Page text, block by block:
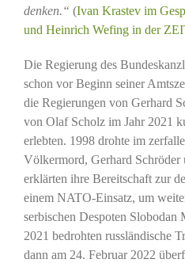
denken.“ (Ivan Krastev im
und Heinrich Wefing in der
Die Regierung des
schon vor Beginn seiner
die Regierungen von Gerhard
von Olaf Scholz im Jahr 2021
erlebten. 1998 drohte im
Völkermord, Gerhard Schröder
erklärten ihre Bereitschaft zur
einem NATO-Einsatz, um
serbischen Despoten Slobodan
2021 bedrohten russländische
dann am 24. Februar 2022